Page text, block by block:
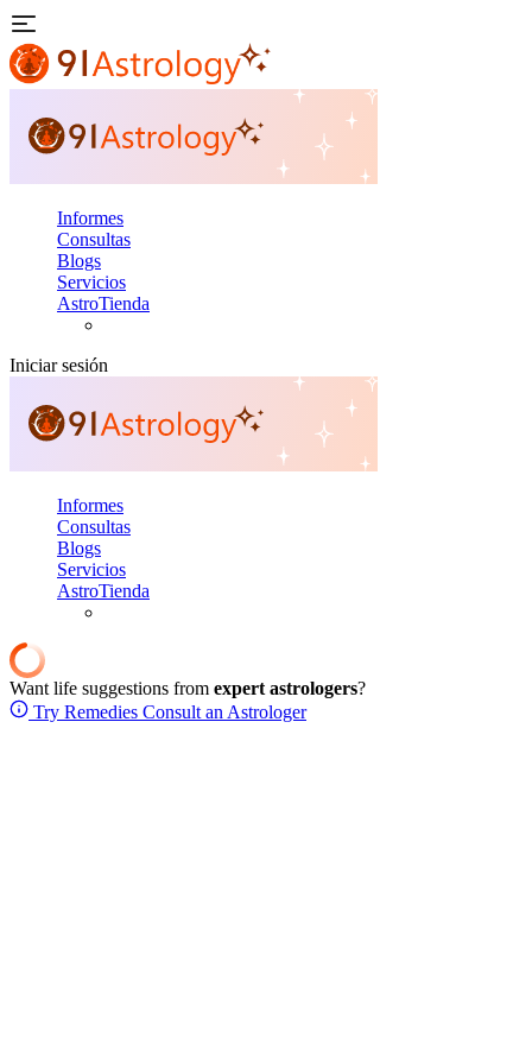
Informes
Consultas
Blogs
Servicios
AstroTienda
Iniciar sesión
Informes
Consultas
Blogs
Servicios
AstroTienda
Want life suggestions from expert astrologers?
Try Remedies Consult an Astrologer